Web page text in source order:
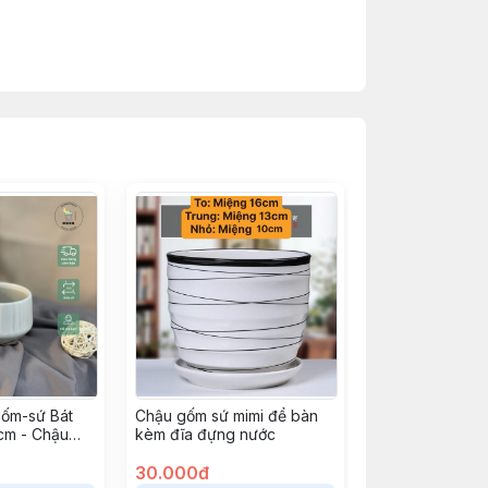
sáng góc độ chụp).
sứ Bát
- Chậu
Chậu gốm sứ mimi để bàn
kèm đĩa đựng nước
30.000đ